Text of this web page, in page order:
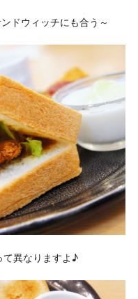
ドウィッチにも合う～
異なりますよ♪